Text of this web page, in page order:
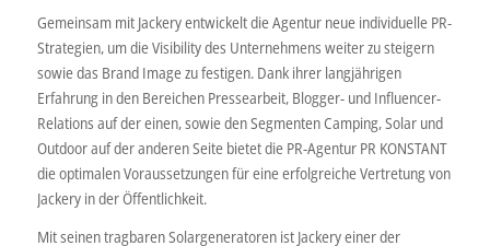
Gemeinsam mit Jackery entwickelt die Agentur neue individuelle PR-
Strategien, um die Visibility des Unternehmens weiter zu steigern
sowie das Brand Image zu festigen. Dank ihrer langjährigen
Erfahrung in den Bereichen Pressearbeit, Blogger- und Influencer-
Relations auf der einen, sowie den Segmenten Camping, Solar und
Outdoor auf der anderen Seite bietet die PR-Agentur PR KONSTANT
die optimalen Voraussetzungen für eine erfolgreiche Vertretung von
Jackery in der Öffentlichkeit.
Mit seinen tragbaren Solargeneratoren ist Jackery einer der